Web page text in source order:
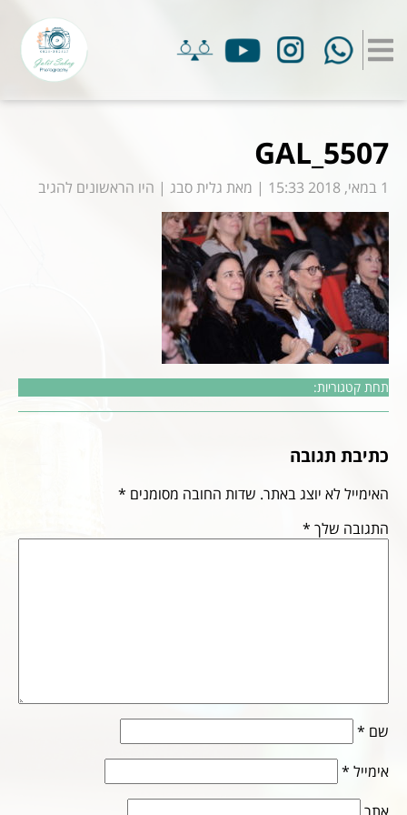
GAL_5507
1 במאי, 2018 15:33 | מאת גלית סבג | היו הראשונים להגיב
תחת קטגוריות:
כתיבת תגובה
האימייל לא יוצג באתר. שדות החובה מסומנים *
התגובה שלך *
שם *
אימייל *